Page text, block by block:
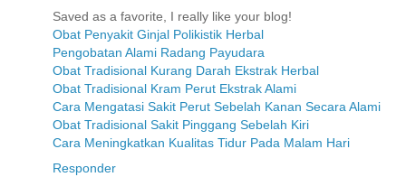
Saved as a favorite, I really like your blog!
Obat Penyakit Ginjal Polikistik Herbal
Pengobatan Alami Radang Payudara
Obat Tradisional Kurang Darah Ekstrak Herbal
Obat Tradisional Kram Perut Ekstrak Alami
Cara Mengatasi Sakit Perut Sebelah Kanan Secara Alami
Obat Tradisional Sakit Pinggang Sebelah Kiri
Cara Meningkatkan Kualitas Tidur Pada Malam Hari
Responder